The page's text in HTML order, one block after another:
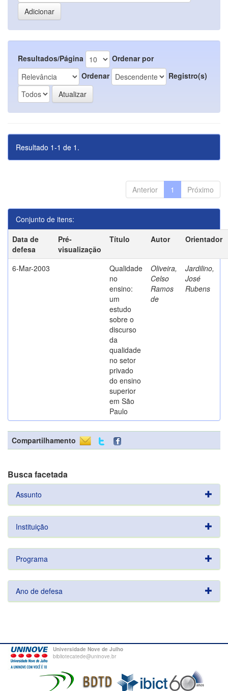
Resultados/Página
Ordenar por
Ordenar
Registro(s)
Resultado 1-1 de 1.
Anterior 1 Próximo
Conjunto de itens:
Data de
defesa
Pré-
visualização
Título Autor Orientador
6-Mar-2003
Qualidade
no
ensino:
um
estudo
sobre o
discurso
da
qualidade
no setor
privado
do ensino
superior
em São
Paulo
Oliveira,
Celso
Ramos
de
Jardilino,
José
Rubens
Compartilhamento
Busca facetada
Assunto
Instituição
Programa
Ano de defesa
Universidade Nove de Julho
bibliotecatede@uninove.br